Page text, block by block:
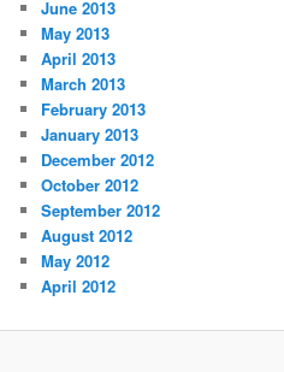
June 2013
May 2013
April 2013
March 2013
February 2013
January 2013
December 2012
October 2012
September 2012
August 2012
May 2012
April 2012